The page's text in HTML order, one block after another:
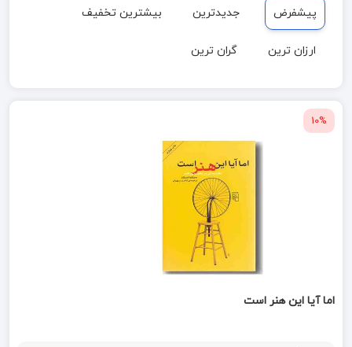
پیشفرض جدیدترین بیشترین تخفیف
ارزان ترین گران ترین
10%
اما آیا این هنر است